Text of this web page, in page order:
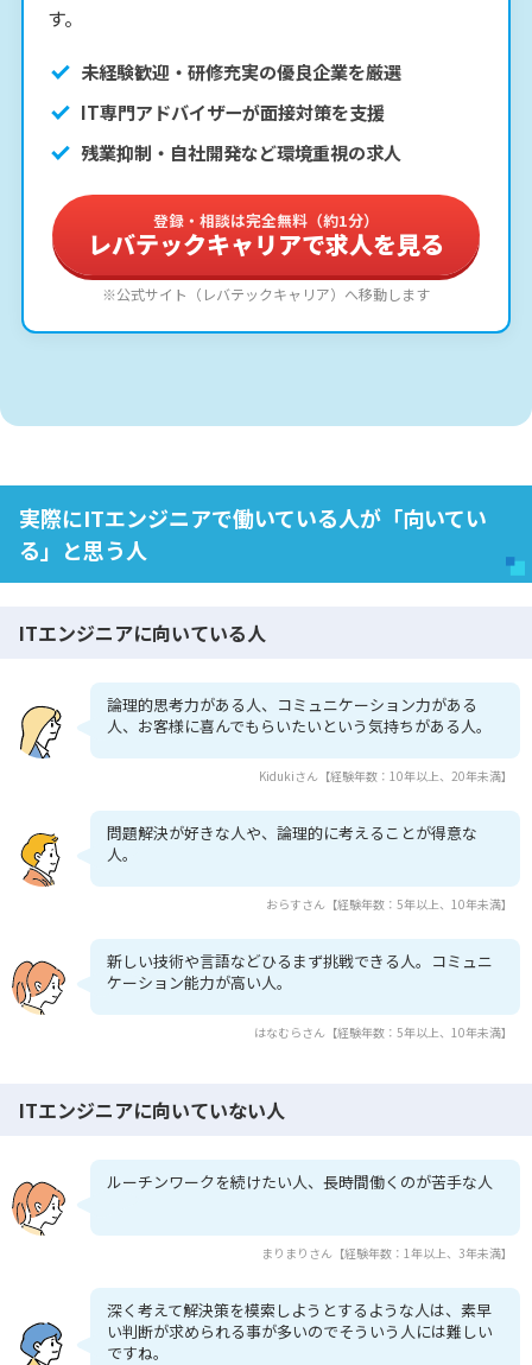
す。
未経験歓迎・研修充実の優良企業を厳選
IT専門アドバイザーが面接対策を支援
残業抑制・自社開発など環境重視の求人
登録・相談は完全無料（約1分）
レバテックキャリアで求人を見る
※公式サイト（レバテックキャリア）へ移動します
実際にITエンジニアで働いている人が「向いてい
る」と思う人
ITエンジニアに向いている人
論理的思考力がある人、コミュニケーション力がある
人、お客様に喜んでもらいたいという気持ちがある人。
Kidukiさん【経験年数：10年以上、20年未満】
問題解決が好きな人や、論理的に考えることが得意な
人。
おらすさん【経験年数：5年以上、10年未満】
新しい技術や言語などひるまず挑戦できる人。コミュニ
ケーション能力が高い人。
はなむらさん【経験年数：5年以上、10年未満】
ITエンジニアに向いていない人
ルーチンワークを続けたい人、長時間働くのが苦手な人
まりまりさん【経験年数：1年以上、3年未満】
深く考えて解決策を模索しようとするような人は、素早
い判断が求められる事が多いのでそういう人には難しい
ですね。